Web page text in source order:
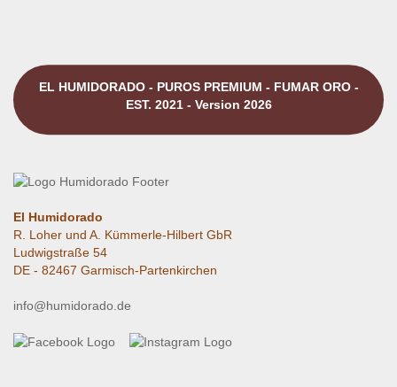
EL HUMIDORADO - PUROS PREMIUM - FUMAR ORO -
EST. 2021 - Version 2026
El Humidorado
R. Loher und A. Kümmerle-Hilbert GbR
Ludwigstraße 54
DE - 82467 Garmisch-Partenkirchen
info@humidorado.de